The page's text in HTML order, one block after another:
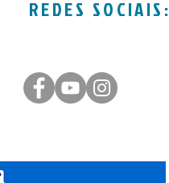
REDES SOCIAIS: